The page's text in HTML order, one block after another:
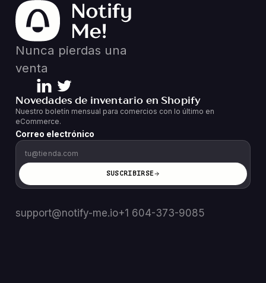
Nunca pierdas una
venta
Novedades de inventario en Shopify
Nuestro boletín mensual para comercios con lo último en
eCommerce.
Correo electrónico
SUSCRIBIRSE
support@notify-me.io+1 604-373-9085